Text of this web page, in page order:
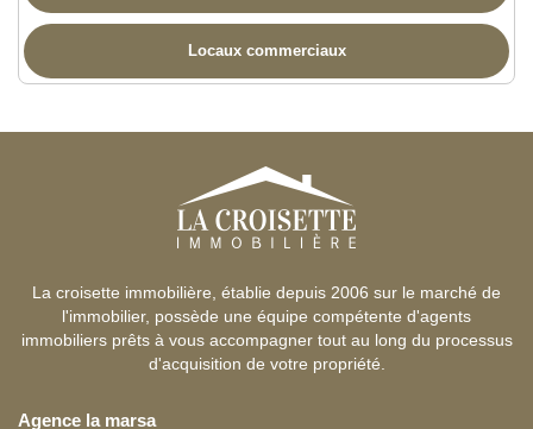
Locaux commerciaux
La croisette immobilière, établie depuis 2006 sur le marché de
l'immobilier, possède une équipe compétente d'agents
immobiliers prêts à vous accompagner tout au long du processus
d'acquisition de votre propriété.
Agence la marsa